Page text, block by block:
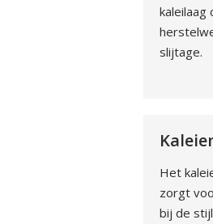
slijtage.
Het
zorgt
bij de